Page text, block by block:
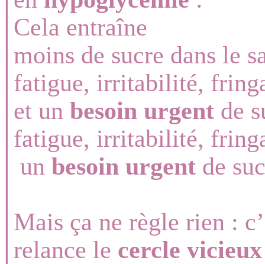
Cela entraîne
moins de sucre dans le
fatigue, irritabilité,
et unbesoin urgent de
fatigue, irritabilité,
unbesoin urgent de
Mais ça ne règle rien :
relance le cercle vicieux